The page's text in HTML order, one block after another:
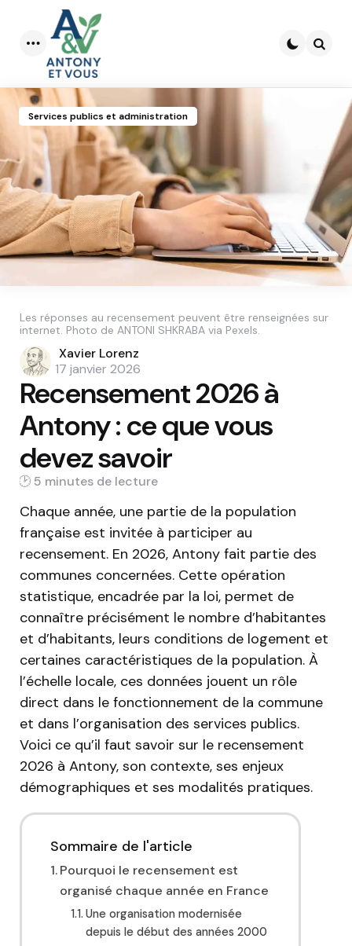
Menu
Services publics et administration
Les réponses au recensement peuvent être renseignées sur
internet. Photo de ANTONI SHKRABA via Pexels.
Posted
by
Xavier Lorenz
17 janvier 2026
Recensement 2026 à
Antony : ce que vous
devez savoir
5 min
Chaque année, une partie de la population
française est invitée à participer au
recensement. En 2026, Antony fait partie des
communes concernées. Cette opération
statistique, encadrée par la loi, permet de
connaître précisément le nombre d’habitantes
et d’habitants, leurs conditions de logement et
certaines caractéristiques de la population. À
l’échelle locale, ces données jouent un rôle
direct dans le fonctionnement de la commune
et dans l’organisation des services publics.
Voici ce qu’il faut savoir sur le recensement
2026 à Antony, son contexte, ses enjeux
démographiques et ses modalités pratiques.
Sommaire de l'article
Pourquoi le recensement est
organisé chaque année en France
Une organisation modernisée
depuis le début des années 2000